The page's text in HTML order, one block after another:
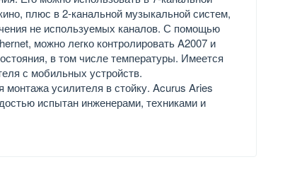
плюс в 2-канальной музыкальной систем,
не используемых каналов. С помощью
можно легко контролировать A2007 и
в том числе температуры. Имеется
с мобильных устройств.
усилителя в стойку. Acurus Aries
испытан инженерами, техниками и